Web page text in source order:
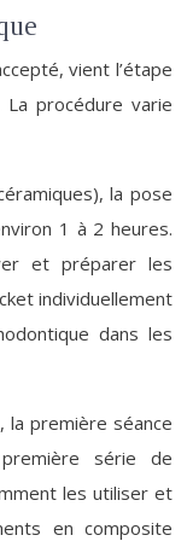
vient l’étape
procédure varie
la pose
1 à 2 heures.
et préparer les
individuellement
dans les
, la première séance
série de
les utiliser et
en composite